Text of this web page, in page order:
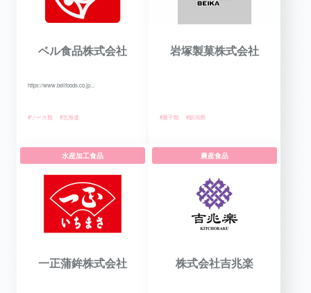
ベル食品株式会社
https://www.bellfoods.co.jp...
#ソース類 #北海道
岩塚製菓株式会社
#菓子類 #新潟県
水産加工食品
一正蒲鉾株式会社
農産食品
株式会社吉兆楽